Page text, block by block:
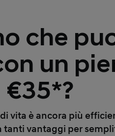
che
un
€35*?
di vita è ancora più
tanti vantaggi per